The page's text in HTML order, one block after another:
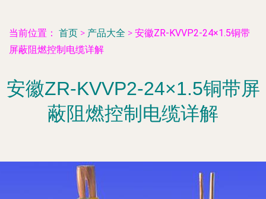
当前位置： 首页 > 产品大全 > 安徽ZR-KVVP2-24×1.5铜带
屏蔽阻燃控制电缆详解
安徽ZR-KVVP2-24×1.5铜带屏
蔽阻燃控制电缆详解